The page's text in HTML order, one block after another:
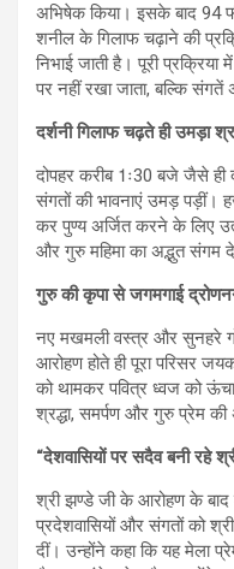
अभिषेक किया। इसके बाद 94
शनील के गिलाफ चढ़ाने की
निभाई जाती है। पूरी
पर नहीं रखा जाता, बल्कि संगतें
दर्शनी गिलाफ चढ़ते ही उमड़ा
दोपहर करीब 1ः30 बजे जैसे ही
संगतों की भावनाएं उमड़ पड़ीं।
कर पुण्य अर्जित करने के लिए
और गुरु महिमा का अद्भुत संगम
गुरु की कृपा से जगमगाई
नए मखमली वस्त्र और सुनहरे
आरोहण होते ही पूरा परिसर
को थामकर पवित्र ध्वज को
श्रद्धा, समर्पण और गुरु प्रेम की
“देशवासियों पर सदैव बनी रहे
श्री झण्डे जी के आरोहण के बाद
प्रदेशवासियों और संगतों को
दीं। उन्होंने कहा कि यह मेला